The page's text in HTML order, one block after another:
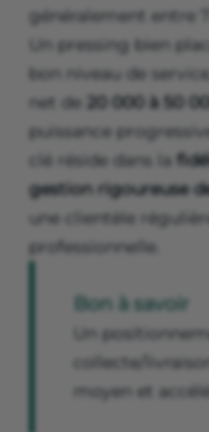
généralement entre
Un pressing bien
bon niveau de
net de 20 000 à 50
puissance
clé réside dans la
gestion rigoureuse
une clientèle
professionnelle.
Bon à savoir
Un
collecte/
moyen et